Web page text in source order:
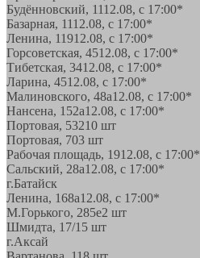
Будённовский, 1112.08, с 17:00*
Базарная, 1112.08, с 17:00*
Ленина, 11912.08, с 17:00*
Горсоветская, 4512.08, с 17:00*
Тибетская, 3412.08, с 17:00*
Ларина, 4512.08, с 17:00*
Малиновского, 48а12.08, с 17:00*
Нансена, 152а12.08, с 17:00*
Портовая, 53210 шт
Портовая, 703 шт
Рабочая площадь, 1912.08, с 17:00*
Сальский, 28a12.08, с 17:00*
г.Батайск
Ленина, 168а12.08, с 17:00*
М.Горького, 285е2 шт
Шмидта, 17/1 5 шт
г.Аксай